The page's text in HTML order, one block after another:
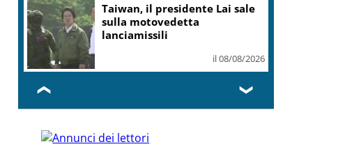
Taiwan, il presidente Lai sale
sulla motovedetta
lanciamissili
il 08/08/2026
❮ ❯